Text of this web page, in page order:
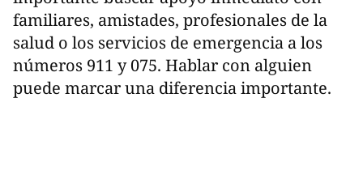
familiares, amistades, profesionales de la
salud o los servicios de emergencia a los
números 911 y 075. Hablar con alguien
puede marcar una diferencia importante.